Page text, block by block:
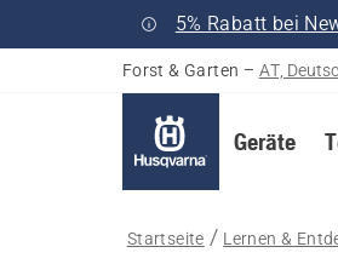
5% Rabatt bei
Forst & Garten – AT,
Geräte
Startseite Lernen &